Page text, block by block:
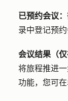
已预约会议：
录中登记预约
会议结果（
将旅程推进
功能，您可